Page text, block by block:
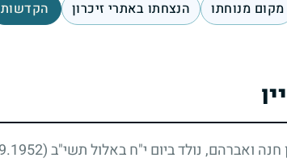
מקום מנוחתו הנצחתו באתרי זיכרון הקדשות
חנה ואברהם, נולד ביום י"ח באלול תשי"ב(8.9.1952)